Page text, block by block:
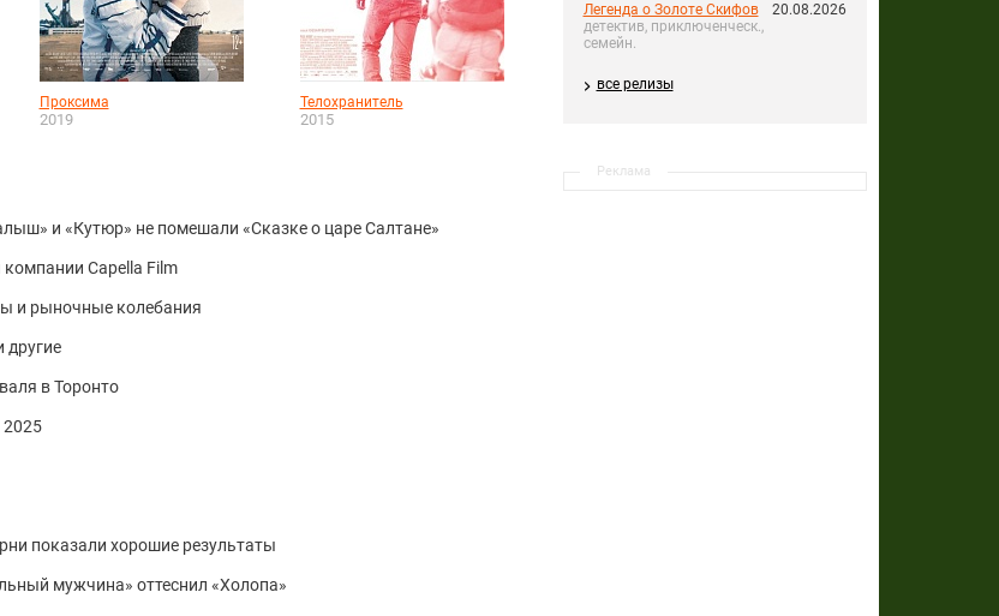
Легенда о Золоте Скифов
детектив, приключенческ.,
семейн.
20.08.2026
все релизы
Реклама
Проксима
2019
Телохранитель
2015
и «Кутюр» не помешали «Сказке о царе Салтане»
Capella Film
и рыночные колебания
другие
в Торонто
2025
показали хорошие результаты
мужчина» оттеснил «Холопа»